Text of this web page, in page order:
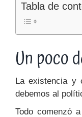
Tabla de
Un poco
La existencia y
debemos al
Todo comenzó